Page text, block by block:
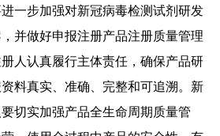
一步加强对新冠病毒检测试剂研发
并做好申报注册产品注册质量管理
人认真履行主体责任，确保产品研
料真实、准确、完整和可追溯。新
切实加强产品全生命周期质量管